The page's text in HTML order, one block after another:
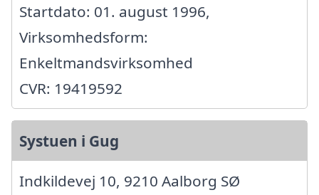
Startdato: 01. august 1996,
Virksomhedsform:
Enkeltmandsvirksomhed
CVR: 19419592
Systuen i Gug
Indkildevej 10, 9210 Aalborg SØ